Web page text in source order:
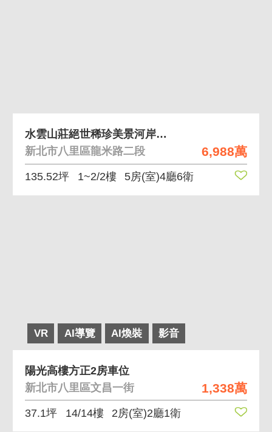
6,988萬
水雲山莊絕世稀珍美景河岸別墅，等您來欣賞
新北市八里區龍米路二段
135.52坪 1~2/2樓 5房(室)4廳6衛
VR AI導覽 AI煥裝 影音
1,338萬
陽光高樓方正2房車位
新北市八里區文昌一街
37.1坪 14/14樓 2房(室)2廳1衛